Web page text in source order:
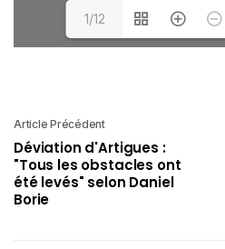
1/12
Article Précédent
Déviation d'Artigues :
"Tous les obstacles ont
été levés" selon Daniel
Borie